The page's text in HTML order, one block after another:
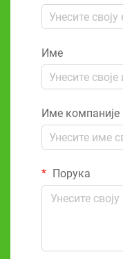
Име
Име компаније
Порука